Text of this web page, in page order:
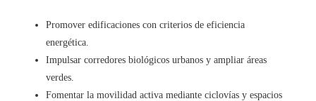
Promover edificaciones con criterios de eficiencia
energética.
Impulsar corredores biológicos urbanos y ampliar áreas
verdes.
Fomentar la movilidad activa mediante ciclovías y espacios